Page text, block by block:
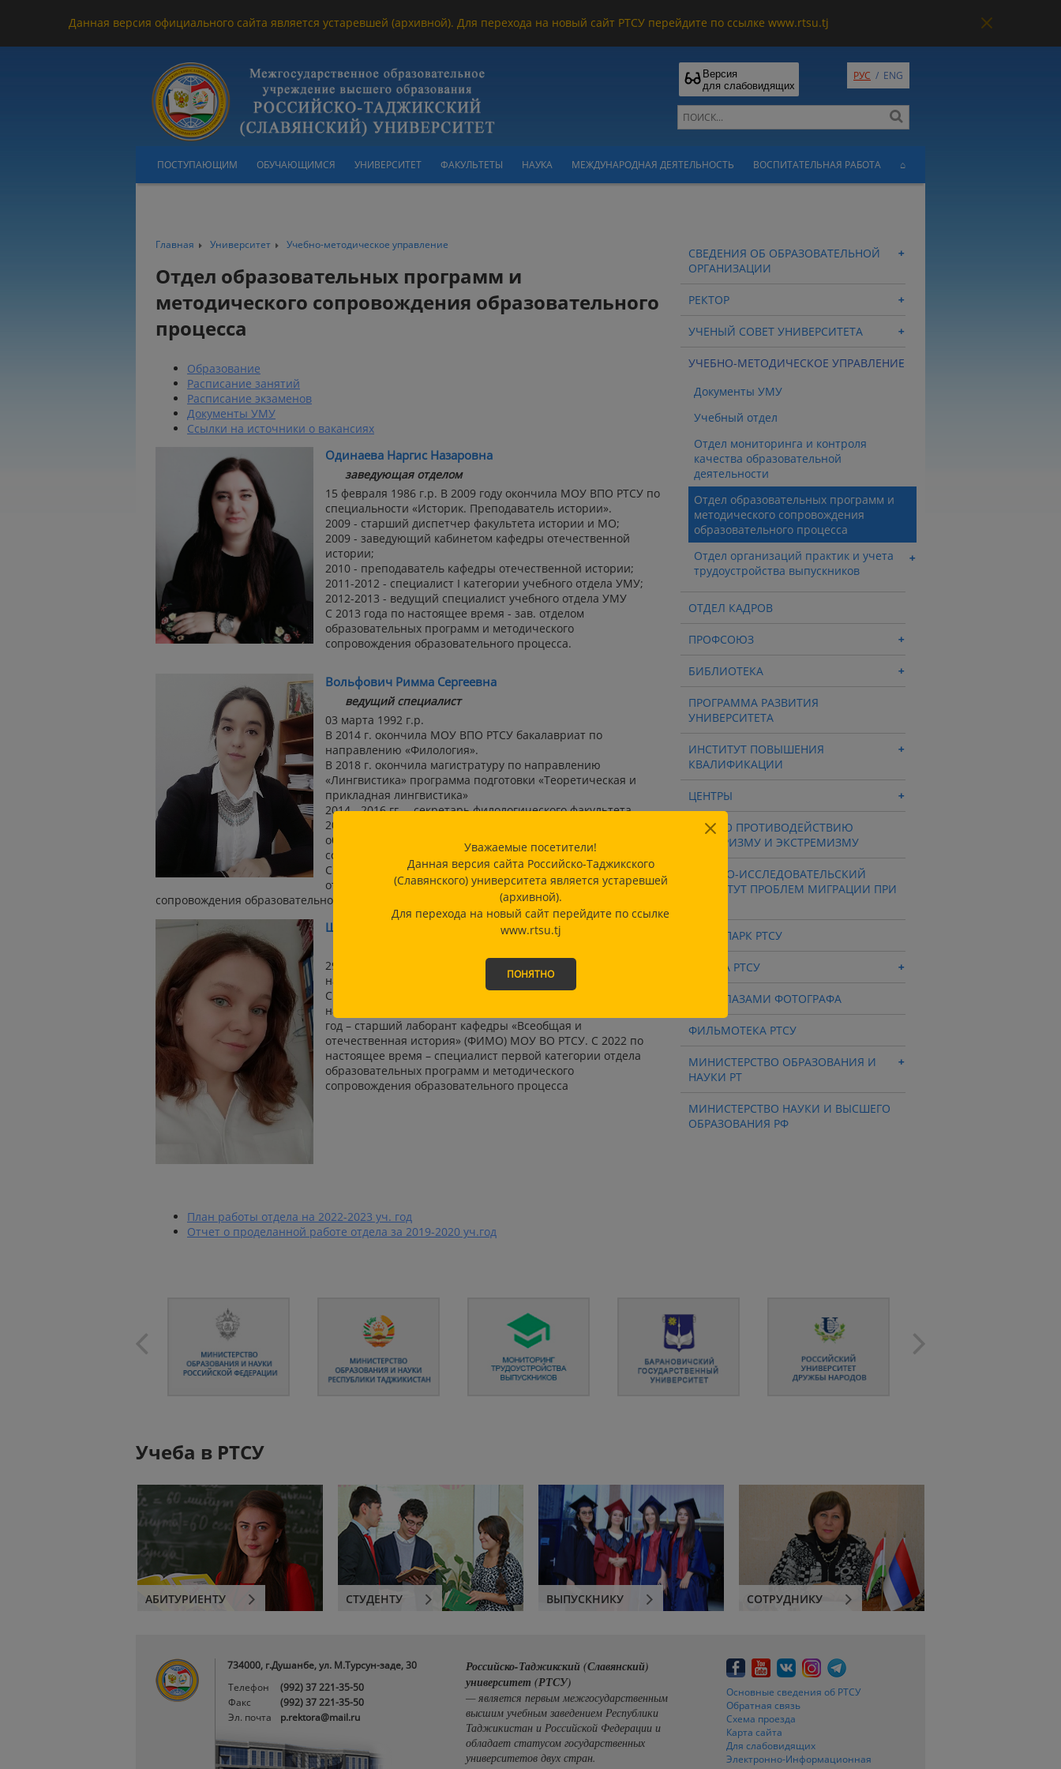
Данная версия официального сайта является устаревшей (архивной). Для перехода на новый сайт РТСУ перейдите по ссылке www.rtsu.tj
Версия
для слабовидящих
РУС / ENG
ПОСТУПАЮЩИМ ОБУЧАЮЩИМСЯ УНИВЕРСИТЕТ ФАКУЛЬТЕТЫ НАУКА МЕЖДУНАРОДНАЯ ДЕЯТЕЛЬНОСТЬ ВОСПИТАТЕЛЬНАЯ РАБОТА ⌂
Главная Университет Учебно-методическое управление
Отдел образовательных программ и
методического сопровождения образовательного
процесса
Образование
Расписание занятий
Расписание экзаменов
Документы УМУ
Ссылки на источники о вакансиях
Одинаева Наргис Назаровна
заведующая отделом
15 февраля 1986 г.р. В 2009 году окончила МОУ ВПО РТСУ по
специальности «Историк. Преподаватель истории».
2009 - старший диспетчер факультета истории и МО;
2009 - заведующий кабинетом кафедры отечественной
истории;
2010 - преподаватель кафедры отечественной истории;
2011-2012 - специалист I категории учебного отдела УМУ;
2012-2013 - ведущий специалист учебного отдела УМУ
С 2013 года по настоящее время - зав. отделом
образовательных программ и методического
сопровождения образовательного процесса.
Вольфович Римма Сергеевна
ведущий специалист
03 марта 1992 г.р.
В 2014 г. окончила МОУ ВПО РТСУ бакалавриат по
направлению «Филология».
В 2018 г. окончила магистратуру по направлению
«Лингвистика» программа подготовки «Теоретическая и
прикладная лингвистика»
2014 - 2016 гг. – секретарь филологического факультета
2016-2020 гг. – специалист первой категории отдела
образовательных программ и методического
сопровождения образовательного процесса
С 2020 года по настоящее время – ведущий специалист
отдела образовательных программ и методического
сопровождения образовательного процесса.
Щербакова Екатерина Юльяновна
29 августа 1999 г. В 2021 году окончила МОУ ВО РТСУ по
направлению «Культурология »
С 2021 г. по настоящее время обучается в магистратуре по
направлению подготовки «Культурология» С 2021 по 2022
год – старший лаборант кафедры «Всеобщая и
отечественная история» (ФИМО) МОУ ВО РТСУ. С 2022 по
настоящее время – специалист первой категории отдела
образовательных программ и методического
сопровождения образовательного процесса
План работы отдела на 2022-2023 уч. год
Отчет о проделанной работе отдела за 2019-2020 уч.год
СВЕДЕНИЯ ОБ ОБРАЗОВАТЕЛЬНОЙ
ОРГАНИЗАЦИИ
РЕКТОР
УЧЕНЫЙ СОВЕТ УНИВЕРСИТЕТА
УЧЕБНО-МЕТОДИЧЕСКОЕ УПРАВЛЕНИЕ
Документы УМУ
Учебный отдел
Отдел мониторинга и контроля
качества образовательной
деятельности
Отдел образовательных программ и
методического сопровождения
образовательного процесса
Отдел организаций практик и учета
трудоустройства выпускников
ОТДЕЛ КАДРОВ
ПРОФСОЮЗ
БИБЛИОТЕКА
ПРОГРАММА РАЗВИТИЯ
УНИВЕРСИТЕТА
ИНСТИТУТ ПОВЫШЕНИЯ
КВАЛИФИКАЦИИ
ЦЕНТРЫ
НИЦ ПО ПРОТИВОДЕЙСТВИЮ
ТЕРРОРИЗМУ И ЭКСТРЕМИЗМУ
НАУЧНО-ИССЛЕДОВАТЕЛЬСКИЙ
ИНСТИТУТ ПРОБЛЕМ МИГРАЦИИ ПРИ
ТЕХНОПАРК РТСУ
ШКОЛА РТСУ
РТСУ ГЛАЗАМИ ФОТОГРАФА
ФИЛЬМОТЕКА РТСУ
МИНИСТЕРСТВО ОБРАЗОВАНИЯ И
НАУКИ РТ
МИНИСТЕРСТВО НАУКИ И ВЫСШЕГО
ОБРАЗОВАНИЯ РФ
Учеба в РТСУ
АБИТУРИЕНТУ СТУДЕНТУ ВЫПУСКНИКУ СОТРУДНИКУ
734000, г.Душанбе, ул. М.Турсун-заде, 30
Телефон
(992) 37 221-35-50
Факс
(992) 37 221-35-50
Эл. почта
p.rektora@mail.ru
Российско-Таджикский (Славянский)
университет (РТСУ)
— является первым межгосударственным
высшим учебным заведением Республики
Таджикистан и Российской Федерации и
обладает статусом государственных
университетов двух стран.
Основные сведения об РТСУ
Обратная связь
Схема проезда
Карта сайта
Для слабовидящих
Электронно-Информационная
Уважаемые посетители!
Данная версия сайта Российско-Таджикского
(Славянского) университета является устаревшей
(архивной).
Для перехода на новый сайт перейдите по ссылке
www.rtsu.tj
ПОНЯТНО